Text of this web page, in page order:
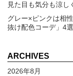
見た目も気分も涼
グレー×ピンクは相
抜け配色コーデ」4選
ARCHIVES
2026年8月